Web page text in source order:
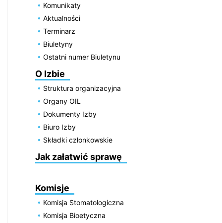
Komunikaty
Aktualności
Terminarz
Biuletyny
Ostatni numer Biuletynu
O Izbie
Struktura organizacyjna
Organy OIL
Dokumenty Izby
Biuro Izby
Składki członkowskie
Jak załatwić sprawę
Komisje
Komisja Stomatologiczna
Komisja Bioetyczna